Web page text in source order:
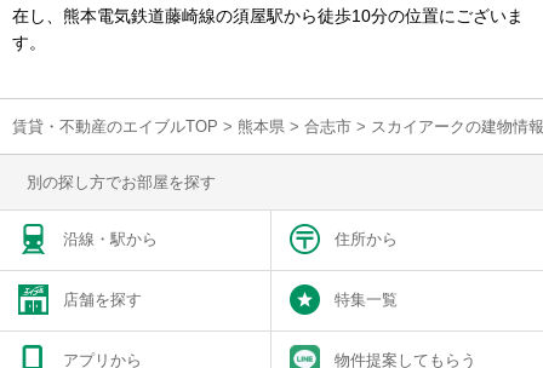
在し、熊本電気鉄道藤崎線の須屋駅から徒歩10分の位置にございま
す。
賃貸・不動産のエイブルTOP > 熊本県 > 合志市 > スカイアークの建物情
別の探し方でお部屋を探す
沿線・駅から 住所から
店舗を探す 特集一覧
アプリから 物件提案してもらう